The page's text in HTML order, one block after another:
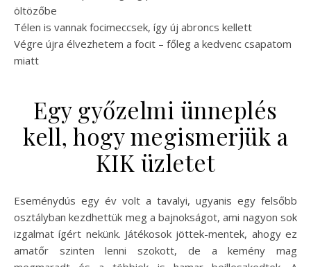
öltözőbe
Télen is vannak focimeccsek, így új abroncs kellett
Végre újra élvezhetem a focit – főleg a kedvenc csapatom
miatt
Egy győzelmi ünneplés
kell, hogy megismerjük a
KIK üzletet
Eseménydús egy év volt a tavalyi, ugyanis egy felsőbb
osztályban kezdhettük meg a bajnokságot, ami nagyon sok
izgalmat ígért nekünk. Játékosok jöttek-mentek, ahogy ez
amatőr szinten lenni szokott, de a kemény mag